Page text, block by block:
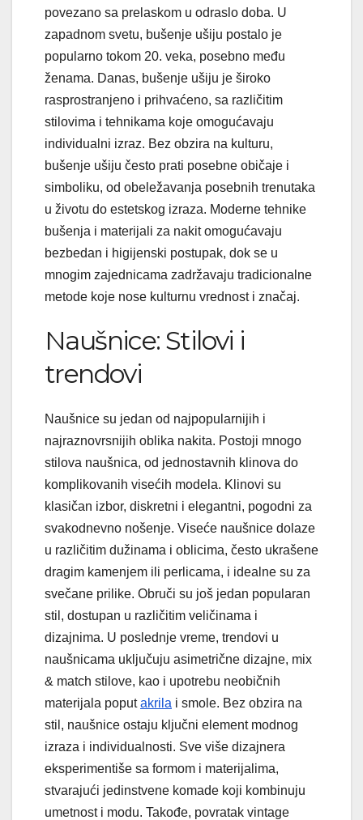
povezano sa prelaskom u odraslo doba. U
zapadnom svetu, bušenje ušiju postalo je
popularno tokom 20. veka, posebno među
ženama. Danas, bušenje ušiju je široko
rasprostranjeno i prihvaćeno, sa različitim
stilovima i tehnikama koje omogućavaju
individualni izraz. Bez obzira na kulturu,
bušenje ušiju često prati posebne običaje i
simboliku, od obeležavanja posebnih trenutaka
u životu do estetskog izraza. Moderne tehnike
bušenja i materijali za nakit omogućavaju
bezbedan i higijenski postupak, dok se u
mnogim zajednicama zadržavaju tradicionalne
metode koje nose kulturnu vrednost i značaj.
Naušnice: Stilovi i
trendovi
Naušnice su jedan od najpopularnijih i
najraznovrsnijih oblika nakita. Postoji mnogo
stilova naušnica, od jednostavnih klinova do
komplikovanih visećih modela. Klinovi su
klasičan izbor, diskretni i elegantni, pogodni za
svakodnevno nošenje. Viseće naušnice dolaze
u različitim dužinama i oblicima, često ukrašene
dragim kamenjem ili perlicama, i idealne su za
svečane prilike. Obruči su još jedan popularan
stil, dostupan u različitim veličinama i
dizajnima. U poslednje vreme, trendovi u
naušnicama uključuju asimetrične dizajne, mix
& match stilove, kao i upotrebu neobičnih
materijala poputakrila i smole. Bez obzira na
stil, naušnice ostaju ključni element modnog
izraza i individualnosti. Sve više dizajnera
eksperimentiše sa formom i materijalima,
stvarajući jedinstvene komade koji kombinuju
umetnost i modu. Takođe, povratak vintage